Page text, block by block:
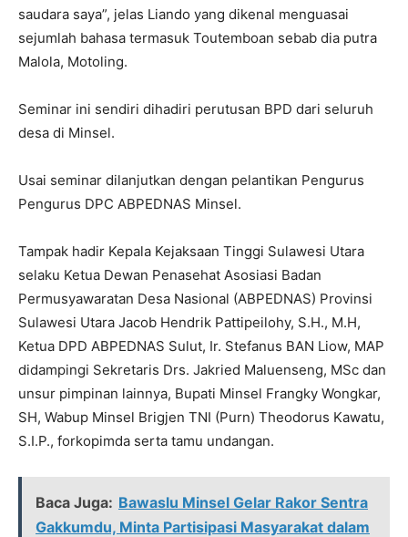
saudara saya”, jelas Liando yang dikenal menguasai
sejumlah bahasa termasuk Toutemboan sebab dia putra
Malola, Motoling.
Seminar ini sendiri dihadiri perutusan BPD dari seluruh
desa di Minsel.
Usai seminar dilanjutkan dengan pelantikan Pengurus
Pengurus DPC ABPEDNAS Minsel.
Tampak hadir Kepala Kejaksaan Tinggi Sulawesi Utara
selaku Ketua Dewan Penasehat Asosiasi Badan
Permusyawaratan Desa Nasional (ABPEDNAS) Provinsi
Sulawesi Utara Jacob Hendrik Pattipeilohy, S.H., M.H,
Ketua DPD ABPEDNAS Sulut, Ir. Stefanus BAN Liow, MAP
didampingi Sekretaris Drs. Jakried Maluenseng, MSc dan
unsur pimpinan lainnya, Bupati Minsel Frangky Wongkar,
SH, Wabup Minsel Brigjen TNI (Purn) Theodorus Kawatu,
S.I.P., forkopimda serta tamu undangan.
Baca Juga: Bawaslu Minsel Gelar Rakor Sentra
Gakkumdu, Minta Partisipasi Masyarakat dalam